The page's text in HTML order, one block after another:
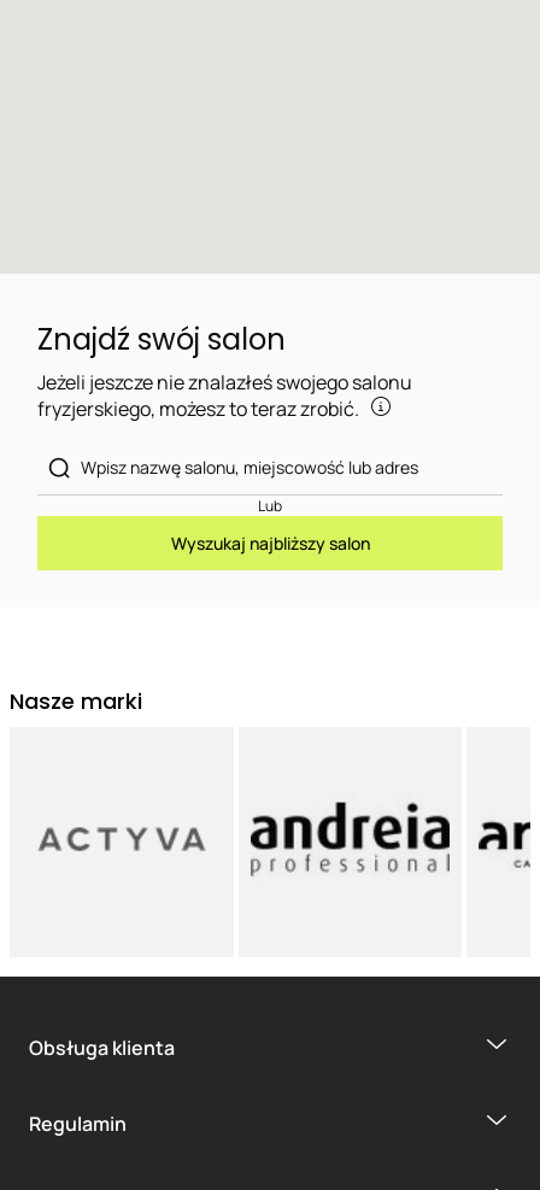
Znajdź swój salon
Jeżeli jeszcze nie znalazłeś swojego salonu
fryzjerskiego, możesz to teraz zrobić.
Lub
Wyszukaj najbliższy salon
Nasze marki
Obsługa klienta
Regulamin